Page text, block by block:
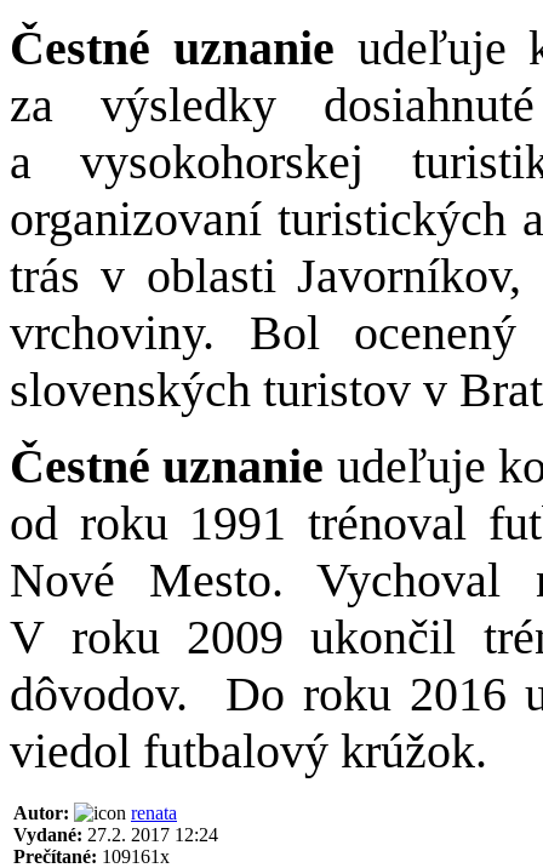
Čestné uznanie udeľuje
za výsledky
a vysokohorskej
organizovaní turistických
trás v oblasti
vrchoviny. Bol
slovenských turistov v
Čestné uznanie udeľuje
od roku 1991 trénoval
Nové Mesto. Vychoval
V roku 2009 ukončil
dôvodov.
Do roku 2016
viedol futbalový krúžok.
Autor:
renata
Vydané: 27.2. 2017 12:24
Prečítané: 109161x